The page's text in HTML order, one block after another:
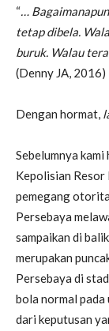
“ …
tetap dibela.
buruk. Walau
(Denny JA, 2016)
Dengan hormat,
Sebelumnya
Kepolisian
pemegang
Persebaya
sampaikan di
merupakan
Persebaya di
bola normal pada
dari keputusan